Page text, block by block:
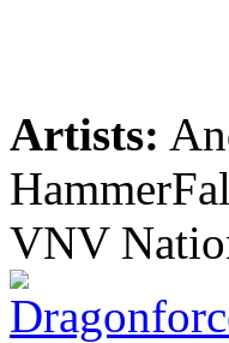
Artists:
VNV